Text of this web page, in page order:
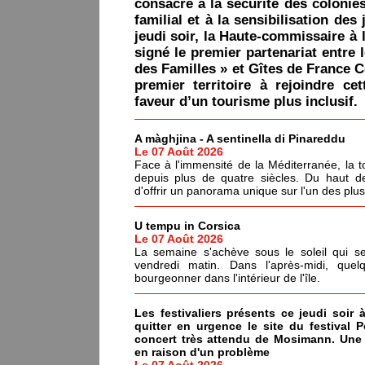
consacré à la sécurité des
familial et à la sensibilisation des
jeudi soir, la Haute-commissaire à
signé le premier partenariat entre
des Familles » et Gîtes de France
premier territoire à rejoindre
faveur d’un tourisme plus inclusif.
A màghjina - A sentinella di Pinareddu
Le 07 Août 2026
Face à l'immensité de la Méditerranée, la
depuis plus de quatre siècles. Du haut
d'offrir un panorama unique sur l'un des
U tempu in Corsica
Le 07 Août 2026
La semaine s'achève sous le soleil qui
vendredi matin. Dans l'après-midi,
bourgeonner dans l'intérieur de l'île.
Les festivaliers présents ce jeudi soir
quitter en urgence le site du festival
concert très attendu de Mosimann.
en raison d'un problème